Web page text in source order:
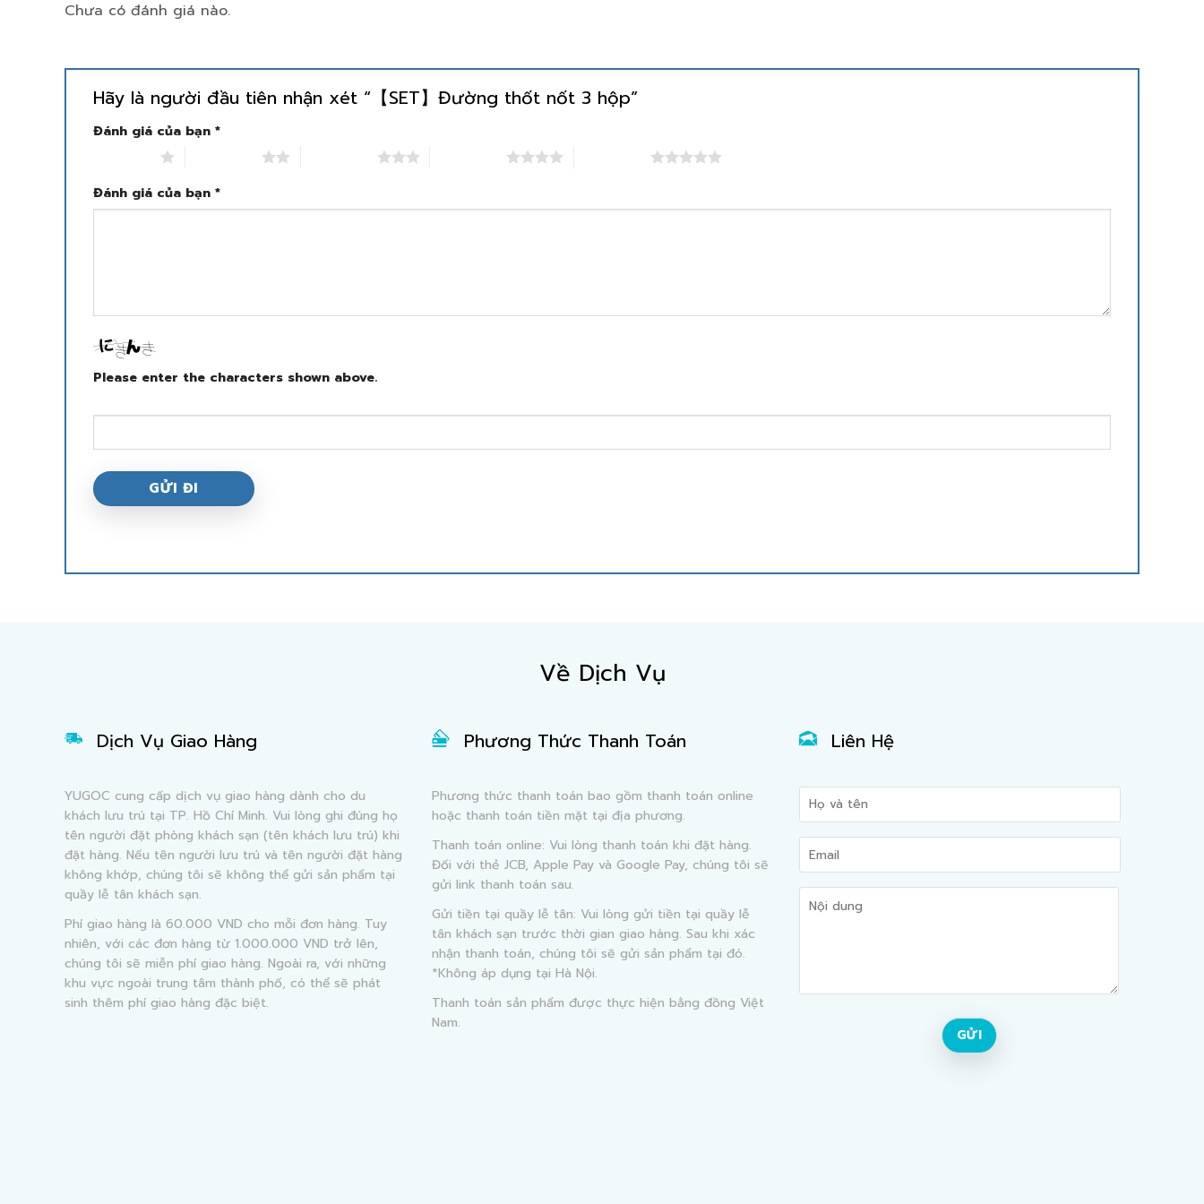
Chưa có đánh giá nào.
Hãy là người đầu tiên nhận xét “【SET】Đường thốt nốt 3 hộp”
Đánh giá của bạn *
Đánh giá của bạn *
Please enter the characters shown above.
Về Dịch Vụ
Dịch Vụ Giao Hàng
YUGOC cung cấp dịch vụ giao hàng dành cho du
khách lưu trú tại TP. Hồ Chí Minh. Vui lòng ghi đúng họ
tên người đặt phòng khách sạn (tên khách lưu trú) khi
đặt hàng. Nếu tên người lưu trú và tên người đặt hàng
không khớp, chúng tôi sẽ không thể gửi sản phẩm tại
quầy lễ tân khách sạn.
Phí giao hàng là 60.000 VND cho mỗi đơn hàng. Tuy
nhiên, với các đơn hàng từ 1.000.000 VND trở lên,
chúng tôi sẽ miễn phí giao hàng. Ngoài ra, với những
khu vực ngoài trung tâm thành phố, có thể sẽ phát
sinh thêm phí giao hàng đặc biệt.
Phương Thức Thanh Toán
Phương thức thanh toán bao gồm thanh toán online
hoặc thanh toán tiền mặt tại địa phương.
Thanh toán online: Vui lòng thanh toán khi đặt hàng.
Đối với thẻ JCB, Apple Pay và Google Pay, chúng tôi sẽ
gửi link thanh toán sau.
Gửi tiền tại quầy lễ tân: Vui lòng gửi tiền tại quầy lễ
tân khách sạn trước thời gian giao hàng. Sau khi xác
nhận thanh toán, chúng tôi sẽ gửi sản phẩm tại đó.
*Không áp dụng tại Hà Nội.
Thanh toán sản phẩm được thực hiện bằng đồng Việt
Nam.
Liên Hệ